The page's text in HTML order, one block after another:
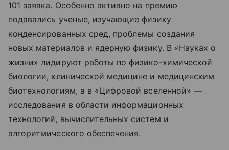
101 заявка. Особенно активно на премию
подавались ученые, изучающие физику
конденсированных сред, проблемы создания
новых материалов и ядерную физику. В «Науках о
жизни» лидируют работы по физико-химической
биологии, клинической медицине и медицинским
биотехнологиям, а в «Цифровой вселенной» —
исследования в области информационных
технологий, вычислительных систем и
алгоритмического обеспечения.